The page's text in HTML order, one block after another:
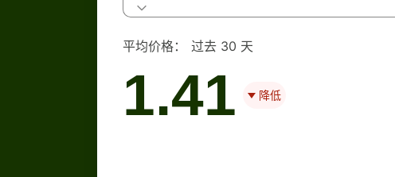
平均价格： 过去 30 天
1.41 降低